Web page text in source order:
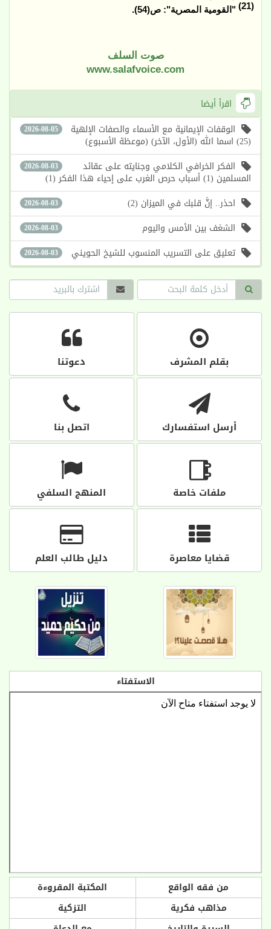
(21)
"القومية المصرية": ص(54).
صوت السلف
www.salafvoice.com
اقرأ أيضا
2026-08-05 الوقفات الإيمانية مع الأسماء والصفات الإلهية
(25) اسما الله (الأول، الآخر) (موعظة الأسبوع)
2026-08-03 الفكر الخرافي الكلامي وجنايته على عقائد
المسلمين (1) أسباب حرص الغرب على إحياء هذا الفكر (1)
2026-08-03 احذر.. إنَّ قلبك في الميزان (2)
2026-08-03 الشغف بين الأمس واليوم
2026-08-03 تعليق على التسريب المنسوب للشيخ الحويني
بقلم المشرف دعوتنا
أرسل استفسارك اتصل بنا
ملفات خاصة المنهج السلفي
قضايا معاصرة دليل طالب العلم
الاستفتاء
من فقه الواقع
المكتبة المقروءة
مذاهب فكرية
التزكية